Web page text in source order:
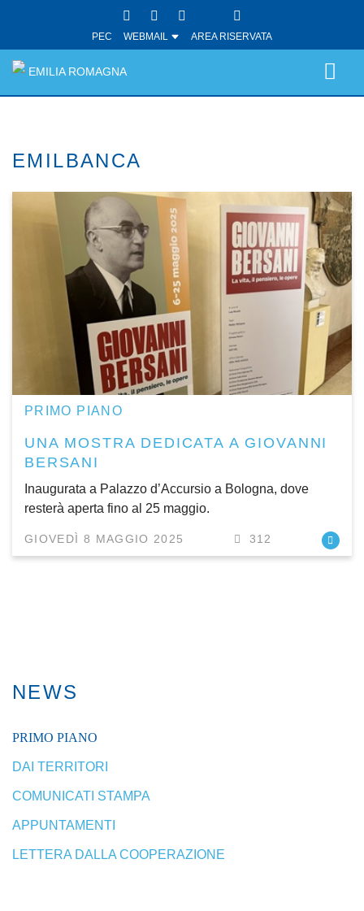
PEC WEBMAIL AREA RISERVATA
EMILIA ROMAGNA
EMILBANCA
PRIMO PIANO
UNA MOSTRA DEDICATA A GIOVANNI
BERSANI
Inaugurata a Palazzo d’Accursio a Bologna, dove
resterà aperta fino al 25 maggio.
GIOVEDÌ 8 MAGGIO 2025 312
NEWS
PRIMO PIANO
DAI TERRITORI
COMUNICATI STAMPA
APPUNTAMENTI
LETTERA DALLA COOPERAZIONE